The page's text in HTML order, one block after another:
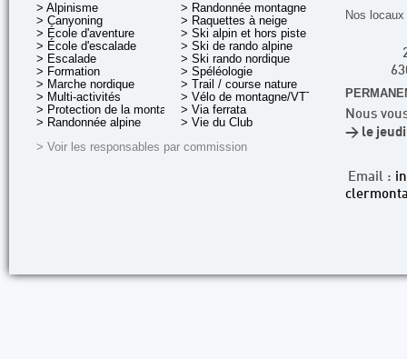
> Alpinisme
> Canyoning
> École d'aventure
> École d'escalade
> Escalade
> Formation
> Marche nordique
> Multi-activités
> Protection de la montagne
> Randonnée alpine
> Randonnée montagne
> Raquettes à neige
> Ski alpin et hors piste
> Ski de rando alpine
> Ski rando nordique
> Spéléologie
> Trail / course nature
> Vélo de montagne/VTT
> Via ferrata
> Vie du Club
> Voir les responsables par commission
Nos
Nous
> le jeudi
Email :